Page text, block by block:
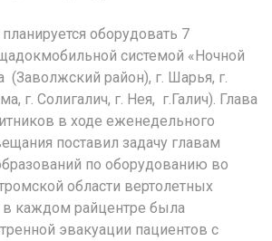
оборудовать 7
системой «Ночной
(Заволжский район), г. Шарья, г.
г. Солигалич, г. Нея, г.Галич). Глава
в ходе еженедельного
поставил задачу главам
по оборудованию во
области вертолетных
каждом райцентре была
эвакуации пациентов с